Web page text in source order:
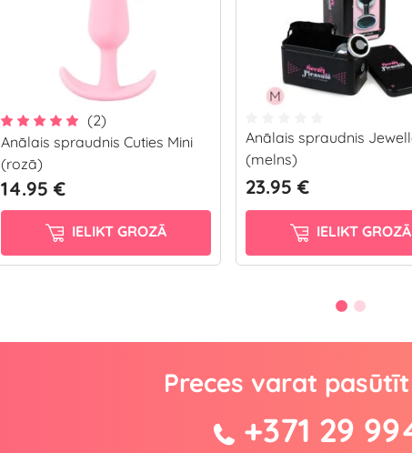
(2)
Anālais spraudnis Cuties Mini
(rozā)
14.95 €
IELIKT GROZĀ
Anālais spraudnis
(melns)
23.95 €
IELIKT GROZĀ
Preces varat
+371 29